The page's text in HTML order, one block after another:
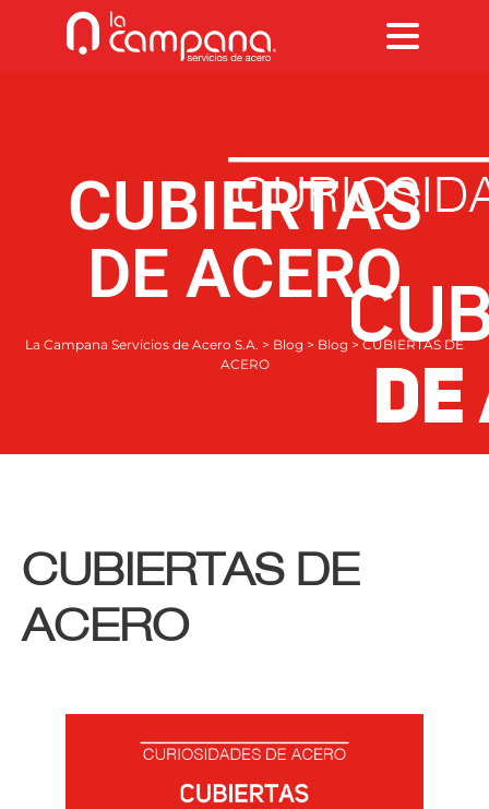
CUBIERTAS
DE ACERO
La Campana Servicios de Acero S.A. > Blog > Blog >CUBIERTAS DE
ACERO
CUBIERTAS DE
ACERO